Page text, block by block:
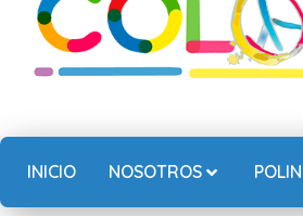
INICIO NOSOTROS